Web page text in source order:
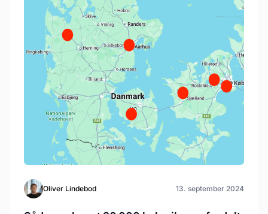
Oliver Lindebod 13. september 2024